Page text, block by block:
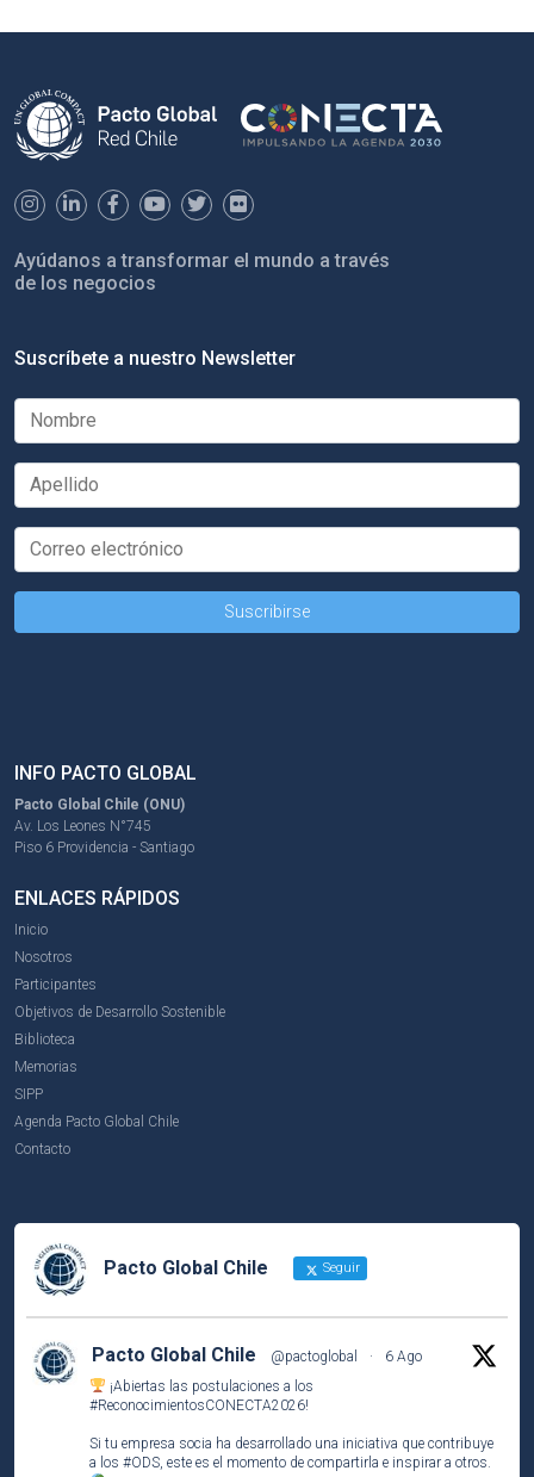
Ayúdanos a transformar el mundo a través
de los negocios
Suscríbete a nuestro Newsletter
INFO PACTO GLOBAL
Pacto Global Chile (ONU)
Av. Los Leones N°745
Piso 6 Providencia - Santiago
ENLACES RÁPIDOS
Inicio
Nosotros
Participantes
Objetivos de Desarrollo Sostenible
Biblioteca
Memorias
SIPP
Agenda Pacto Global Chile
Contacto
Pacto Global Chile Seguir
Pacto Global Chile @pactoglobal ·
6 Ago
¡Abiertas las postulaciones a los
#ReconocimientosCONECTA2026!
Si tu empresa socia ha desarrollado una iniciativa que contribuye
a los #ODS , este es el momento de compartirla e inspirar a otros.